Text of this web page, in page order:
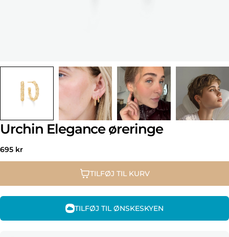
Urchin Elegance øreringe
Normal
pris
695 kr
TILFØJ TIL KURV
TILFØJ TIL ØNSKESKYEN